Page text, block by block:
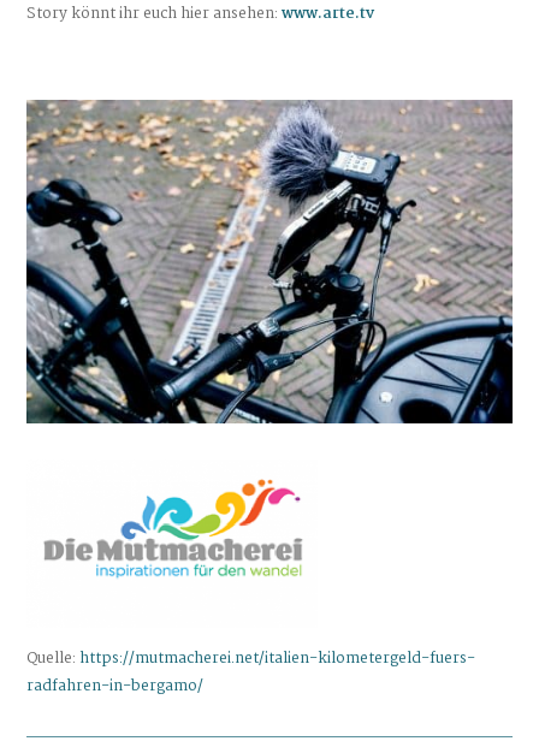
Story könnt ihr euch hier ansehen:www.arte.tv
Quelle: https://mutmacherei.net/italien-kilometergeld-fuers-
radfahren-in-bergamo/